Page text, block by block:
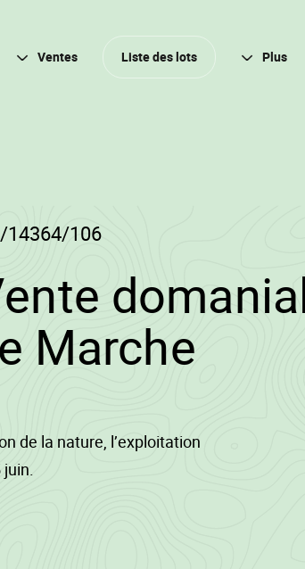
932/2025/
Marche
106
de la nature, l’exploitation
pour les bordures
Ventes Liste des lots Plus